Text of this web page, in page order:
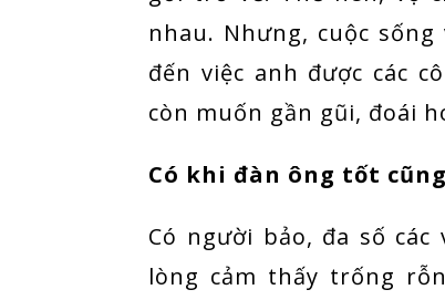
nhau. Nhưng, cuộc
đến việc anh được các
còn muốn gần gũi, đoái
Có khi đàn ông tốt
Có người bảo, đa số
lòng cảm thấy trống